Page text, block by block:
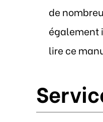
de
également
lire ce